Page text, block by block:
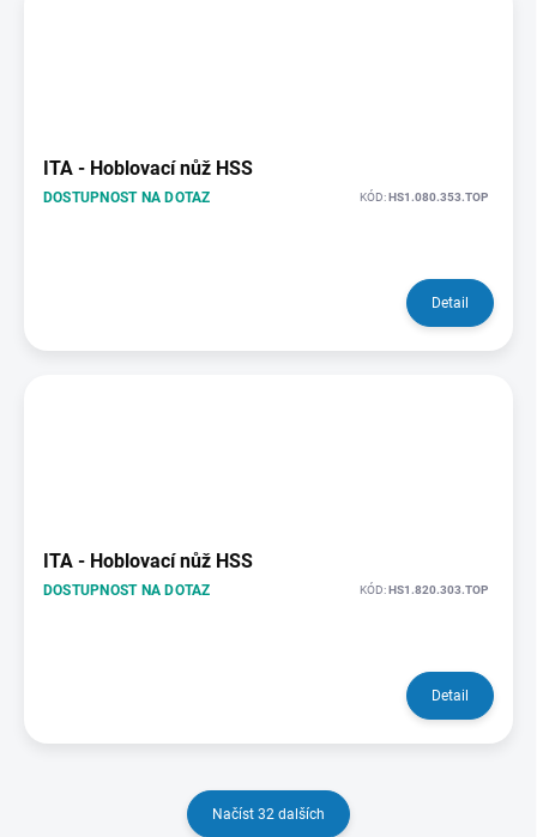
ITA - Hoblovací nůž HSS
DOSTUPNOST NA DOTAZ KÓD:HS1.080.353.TOP
Detail
ITA - Hoblovací nůž HSS
DOSTUPNOST NA DOTAZ KÓD:HS1.820.303.TOP
Detail
Načíst 32 dalších